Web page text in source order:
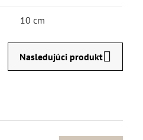
10 cm
Nasledujúci produkt